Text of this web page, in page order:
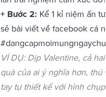
+ Bước 2: Kể 1 kỉ niệm ấn
sẻ bài viết về facebook cá
VÍ DỤ: Dịp Valentine, cả
quà của ai ý nghĩa hơn,
tay tự thiết kế với hình